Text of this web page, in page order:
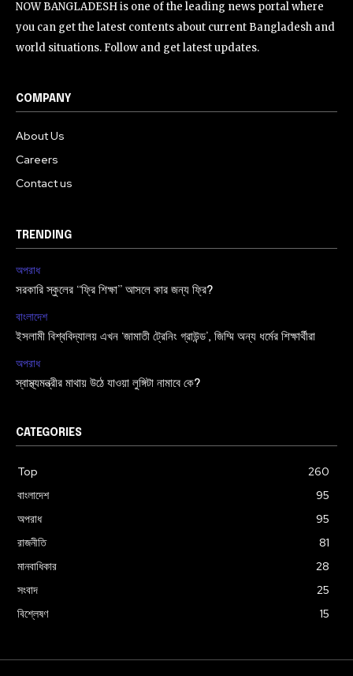
NOW BANGLADESH is one of the leading news portal where
you can get the latest contents about current Bangladesh and
world situations. Follow and get latest updates.
COMPANY
About Us
Careers
Contact us
TRENDING
অপরাধ
সরকারি স্কুলের “ফ্রি শিক্ষা” আসলে কার জন্য ফ্রি?
বাংলাদেশ
ইসলামী বিশ্ববিদ্যালয় এখন ‘জামাতী ট্রেনিং গ্রাউন্ড’, জিম্মি অন্য ধর্মের শিক্ষার্থীরা
অপরাধ
স্বাস্থ্যমন্ত্রীর মাথায় উঠে যাওয়া লুঙ্গিটা নামাবে কে?
CATEGORIES
Top
260
বাংলাদেশ
95
অপরাধ
95
রাজনীতি
81
মানবাধিকার
28
সংবাদ
25
বিশ্লেষণ
15